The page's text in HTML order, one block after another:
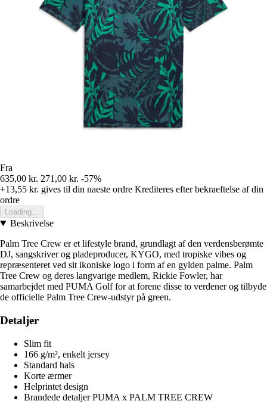
Fra
635,00 kr. 271,00 kr. -57%
+13,55 kr. gives til din naeste ordre Krediteres efter bekraeftelse af din
ordre
Loading...
Beskrivelse
Palm Tree Crew er et lifestyle brand, grundlagt af den verdensberømte
DJ, sangskriver og pladeproducer, KYGO, med tropiske vibes og
repræsenteret ved sit ikoniske logo i form af en gylden palme. Palm
Tree Crew og deres langvarige medlem, Rickie Fowler, har
samarbejdet med PUMA Golf for at forene disse to verdener og tilbyde
de officielle Palm Tree Crew-udstyr på green.
Detaljer
Slim fit
166 g/m², enkelt jersey
Standard hals
Korte ærmer
Helprintet design
Brandede detaljer PUMA x PALM TREE CREW